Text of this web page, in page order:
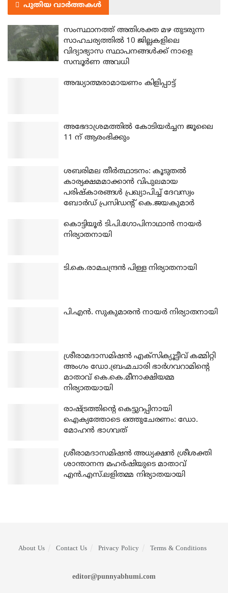
പുതിയ വാർത്തകൾ
സംസ്ഥാനത്ത് അതിശക്ത മഴ തുടരുന്ന
സാഹചര്യത്തിൽ 10 ജില്ലകളിലെ
വിദ്യാഭ്യാസ സ്ഥാപനങ്ങൾക്ക് നാളെ
സമ്പൂർണ അവധി
അദ്ധ്യാത്മരാമായണം കിളിപ്പാട്ട്
അഭേദാശ്രമത്തില്‍ കോടിയര്‍ച്ചന ജൂലൈ
11 ന് ആരംഭിക്കും
ശബരിമല തീര്‍ത്ഥാടനം: കൂടുതല്‍
കാര്യക്ഷമമാക്കാന്‍ വിപുലമായ
പരിഷ്‌കാരങ്ങള്‍ പ്രഖ്യാപിച്ച് ദേവസ്വം
ബോര്‍ഡ് പ്രസിഡന്റ് കെ.ജയകുമാര്‍
കൊട്ടിയൂര്‍ ടി.പി.ഗോപിനാഥാന്‍ നായര്‍
നിര്യാതനായി
ടി.കെ.രാമചന്ദ്രന്‍ പിള്ള നിര്യാതനായി
പി.എന്‍. സുകുമാരന്‍ നായര്‍ നിര്യാതനായി
ശ്രീരാമദാസമിഷന്‍ എക്‌സിക്യൂട്ടീവ് കമ്മിറ്റി
അംഗം ഡോ.ബ്രഹ്മചാരി ഭാര്‍ഗവറാമിന്റെ
മാതാവ് കെ.കെ.മീനാക്ഷിയമ്മ
നിര്യാതയായി
രാഷ്ട്രത്തിന്റെ കെട്ടുറപ്പിനായി
ഐക്യത്തോടെ ഒത്തുചേരണം: ഡോ.
മോഹന്‍ ഭാഗവത്
ശ്രീരാമദാസമിഷന്‍ അധ്യക്ഷന്‍ ശ്രീശക്തി
ശാന്താനന്ദ മഹര്‍ഷിയുടെ മാതാവ്
എന്‍.എസ്.ലളിതമ്മ നിര്യാതയായി
About Us Contact Us Privacy Policy Terms & Conditions
editor@punnyabhumi.com